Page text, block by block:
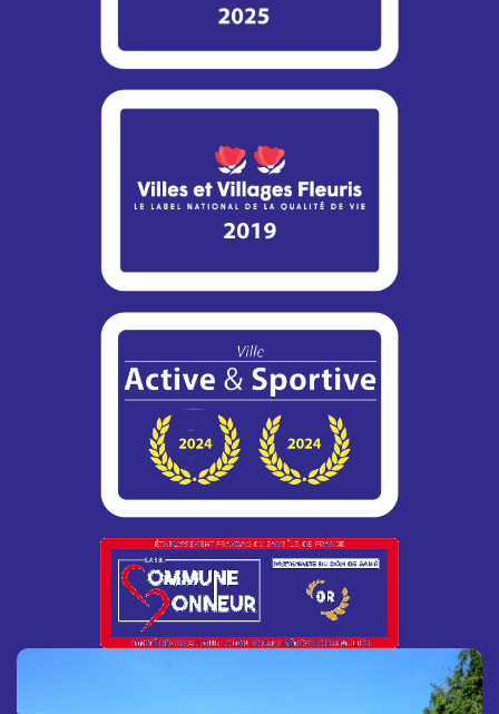
Opération Tranquillité Absence : partez en
vacances l’esprit serein !
Vous vous absentez pendant les vacances d’été ? La
Police municipale peut assurer une surveillance régulière...
Bretonneux
Dans le cadre de son programme d’entretien, la DiRIF
engage des travaux de réhabilitation de la bretelle 8b de la
Adaptation des horaires du Bureau de
Afin de s’adapter à la baisse de fréquentation durant la